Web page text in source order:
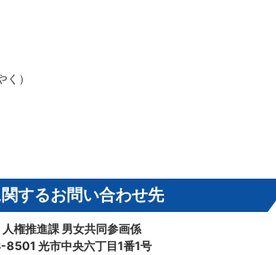
）
するお問い合わせ先
権推進課 男女共同参画係
光市中央六丁目1番1号